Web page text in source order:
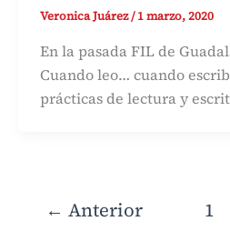
Veronica Juárez/1 marzo, 2020
En la pasada FIL de
Cuando leo… cuando
prácticas de lectura y
← Anterior 1